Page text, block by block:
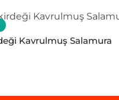
Kavrulmuş Salamura